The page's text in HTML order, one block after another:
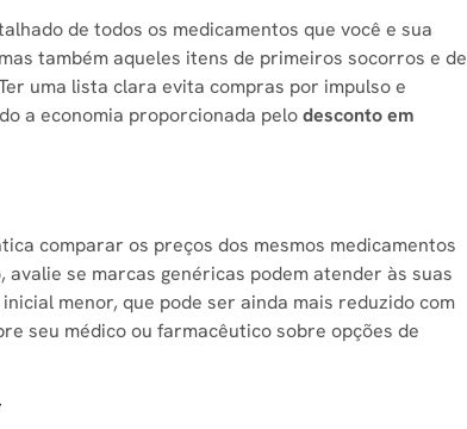
de todos os medicamentos que você e sua
também aqueles itens de primeiros socorros e de
uma lista clara evita compras por impulso e
a economia proporcionada pelodesconto em
comparar os preços dos mesmos medicamentos
se marcas genéricas podem atender às suas
menor, que pode ser ainda mais reduzido com
seu médico ou farmacêutico sobre opções de